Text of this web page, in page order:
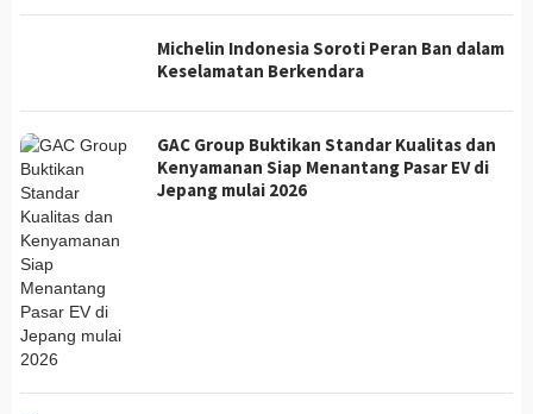
Michelin Indonesia Soroti Peran Ban dalam
Keselamatan Berkendara
GAC Group Buktikan Standar Kualitas dan
Kenyamanan Siap Menantang Pasar EV di
Jepang mulai 2026